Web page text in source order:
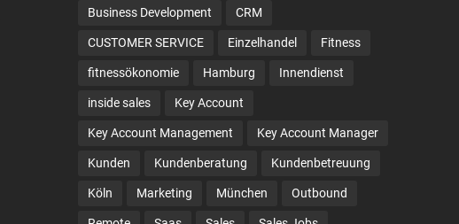
Business Development CRM
CUSTOMER SERVICE Einzelhandel Fitness
fitnessökonomie Hamburg Innendienst
inside sales Key Account
Key Account Management Key Account Manager
Kunden Kundenberatung Kundenbetreuung
Köln Marketing München Outbound